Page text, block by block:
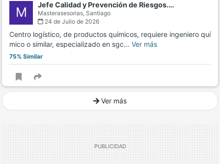
M Jefe Calidad y Prevención de Riesgos.…
Masterasesorias, Santiago
24 de Julio de 2026
Centro logístico, de productos químicos, requiere ingeniero quí
mico o similar, especializado en sgc… Ver más
75% Similar
Ver más